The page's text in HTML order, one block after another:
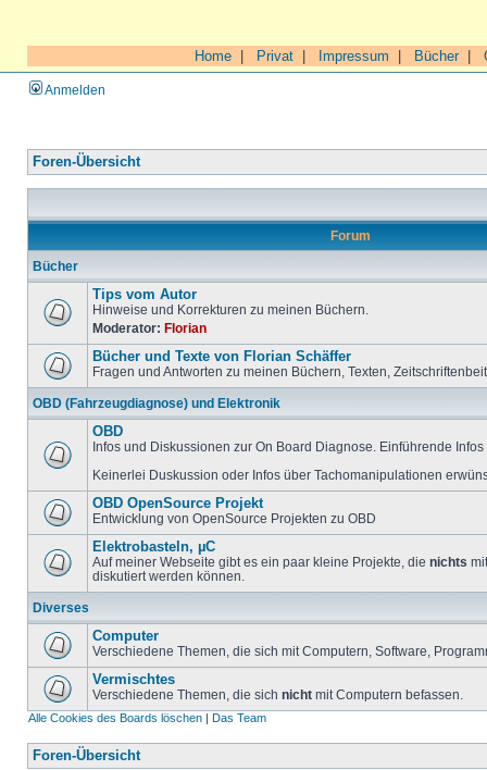
Home Privat Impressum Bücher|
Anmelden
Foren-Übersicht
Forum
Bücher
Tips vom Autor
Hinweise und Korrekturen zu meinen Büchern.
Moderator: Florian
Bücher und Texte von Florian Schäffer
Fragen und Antworten zu meinen Büchern, Texten,
OBD (Fahrzeugdiagnose) und Elektronik
OBD
Infos und Diskussionen zur On Board Diagnose. Einführende
Keinerlei Duskussion oder Infos über Tachomanipulationen
OBD OpenSource Projekt
Entwicklung von OpenSource Projekten zu OBD
Elektrobasteln, µC
Auf meiner Webseite gibt es ein paar kleine Projekte, die nichts
diskutiert werden können.
Diverses
Computer
Verschiedene Themen, die sich mit Computern, Software,
Vermischtes
Verschiedene Themen, die sich nicht mit Computern befassen.
Alle Cookies des Boards löschen | Das Team
Foren-Übersicht